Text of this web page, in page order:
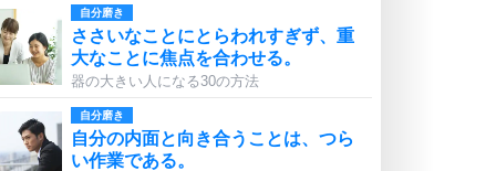
自分磨き
ささいなことにとらわれすぎず、重
大なことに焦点を合わせる。
器の大きい人になる30の方法
自分磨き
自分の内面と向き合うことは、つら
い作業である。